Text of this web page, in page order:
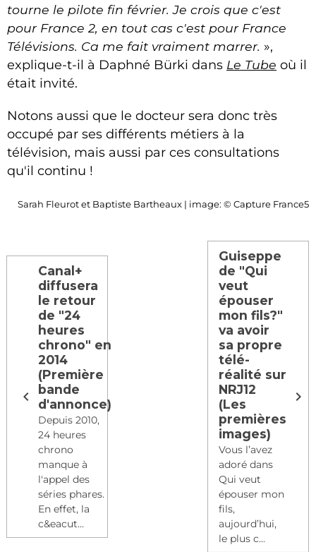
tourne le pilote fin février. Je crois que c'est
pour France 2, en tout cas c'est pour France
Télévisions. Ca me fait vraiment marrer. »,
explique-t-il à Daphné Bürki dans Le Tube où il
était invité.
Notons aussi que le docteur sera donc très
occupé par ses différents métiers à la
télévision, mais aussi par ces consultations
qu'il continu !
Sarah Fleurot et Baptiste Bartheaux | image: © Capture France5
Canal+
diffusera
le retour
de "24
heures
chrono" en
2014
(Première
bande
d'annonce)
Depuis 2010,
24 heures
chrono
manque à
l'appel des
séries phares.
En effet, la
c&eacut...
Guiseppe
de "Qui
veut
épouser
mon fils?"
va avoir
sa propre
télé-
réalité sur
NRJ12
(Les
premières
images)
Vous l’avez
adoré dans
Qui veut
épouser mon
fils,
aujourd’hui,
le plus c...